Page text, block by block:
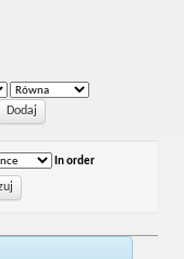
In order